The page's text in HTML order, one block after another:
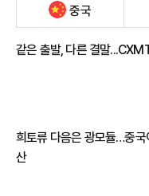
중국
같은 출발, 다른 결말
희토류 다음은 광모듈…중
산